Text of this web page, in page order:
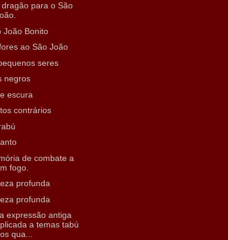
dragão para o São
João Bonito
ao São João
seres
negros
escura
contrários
de combate a
fogo.
profunda
profunda
expressão antiga
a temas tabú
qua...